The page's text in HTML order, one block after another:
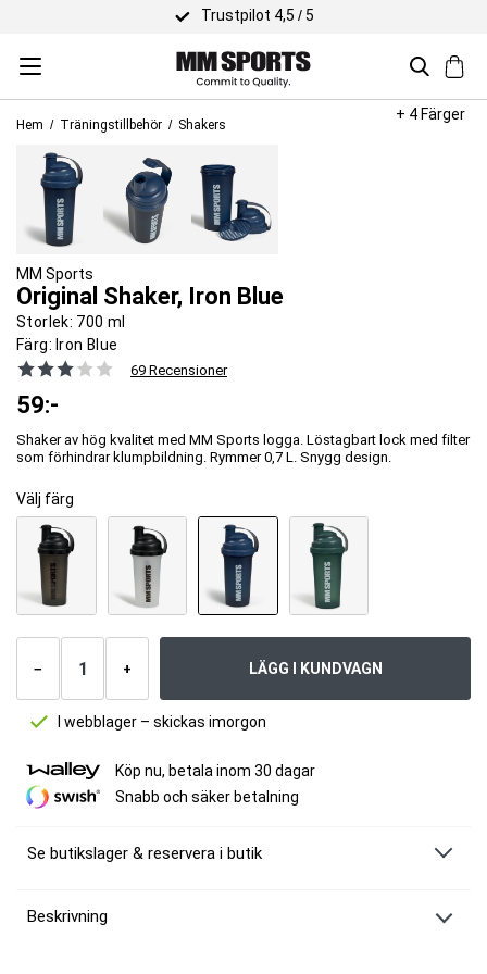
Trustpilot 4,5 / 5
Hem Träningstillbehör Shakers
+ 4 Färger
MM Sports
Original Shaker, Iron Blue
Storlek: 700 ml
Färg: Iron Blue
69 Recensioner
59:-
Shaker av hög kvalitet med MM Sports logga. Löstagbart lock med filter
som förhindrar klumpbildning. Rymmer 0,7 L. Snygg design.
Välj färg
−
Antal
+ LÄGG I KUNDVAGN
I webblager – skickas imorgon
Köp nu, betala inom 30 dagar
Snabb och säker betalning
Se butikslager & reservera i butik
Beskrivning